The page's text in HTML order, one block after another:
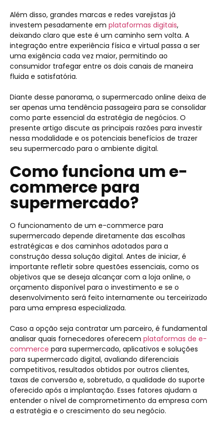
Além disso, grandes marcas e redes varejistas já
investem pesadamente em plataformas digitais,
deixando claro que este é um caminho sem volta. A
integração entre experiência física e virtual passa a ser
uma exigência cada vez maior, permitindo ao
consumidor trafegar entre os dois canais de maneira
fluida e satisfatória.
Diante desse panorama, o supermercado online deixa de
ser apenas uma tendência passageira para se consolidar
como parte essencial da estratégia de negócios. O
presente artigo discute as principais razões para investir
nessa modalidade e os potenciais benefícios de trazer
seu supermercado para o ambiente digital.
Como funciona um e-
commerce para
supermercado?
O funcionamento de um e-commerce para
supermercado depende diretamente das escolhas
estratégicas e dos caminhos adotados para a
construção dessa solução digital. Antes de iniciar, é
importante refletir sobre questões essenciais, como os
objetivos que se deseja alcançar com a loja online, o
orçamento disponível para o investimento e se o
desenvolvimento será feito internamente ou terceirizado
para uma empresa especializada.
Caso a opção seja contratar um parceiro, é fundamental
analisar quais fornecedores oferecem plataformas de e-
commerce para supermercado, aplicativos e soluções
para supermercado digital, avaliando diferenciais
competitivos, resultados obtidos por outros clientes,
taxas de conversão e, sobretudo, a qualidade do suporte
oferecido após a implantação. Esses fatores ajudam a
entender o nível de comprometimento da empresa com
a estratégia e o crescimento do seu negócio.